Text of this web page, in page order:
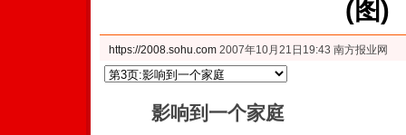
(图)
https://2008.sohu.com 2007年10月21日19:43 南方报业网
影响到一个家庭